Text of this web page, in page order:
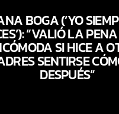
BALADAS Y
5:00 PM
BOGA (’YO
“VALIÓ LA
SI HICE A
SENTIRSE
DESPUÉS”